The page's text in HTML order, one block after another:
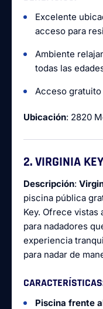
Excelente
acceso para
Ambiente
todas las
Acceso
Ubicación: 2820
2. VIRGINIA
Descripción:
piscina pública
Key. Ofrece vistas
para nadadores
experiencia
para nadar de
CARACTERÍSTICAS
Piscina frente